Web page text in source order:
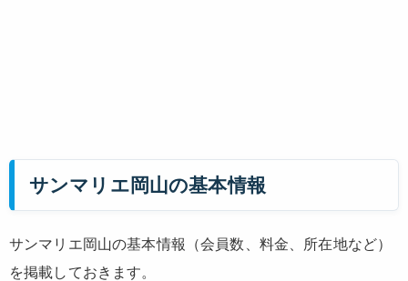
サンマリエ岡山の基本情報
サンマリエ岡山の基本情報（会員数、料金、所在地など）
を掲載しておきます。